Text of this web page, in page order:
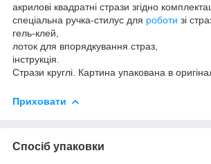
акрилові квадратні стрази згідно
спеціальна ручка-стилус для роботи зі
гель-клей,
лоток для впорядкування страз,
інструкція.
Стрази круглі. Картина упакована в
Приховати
Спосіб упаковки